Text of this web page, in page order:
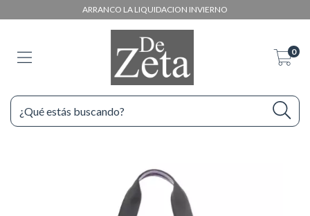
ARRANCO LA LIQUIDACION INVIERNO
0